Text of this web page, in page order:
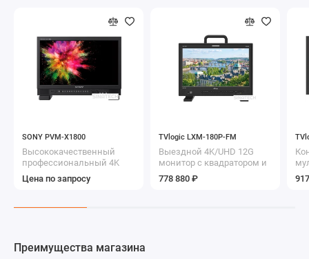
SONY PVM-X1800
Высококачественный
профессиональный 4K
HDR премиум монитор
серии TRIMASTER
Цена по запросу
TVlogic LXM-180P-FM
Выездной 4K/UHD 12G
монитор с квадратором и
мультимонтажным
корпусом
778 880 ₽
Преимущества магазина